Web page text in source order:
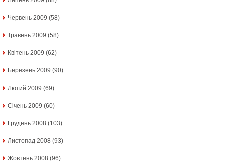
Червень 2009 (58)
Травень 2009 (58)
Квітень 2009 (62)
Березень 2009 (90)
Лютий 2009 (69)
Січень 2009 (60)
Грудень 2008 (103)
Листопад 2008 (93)
Жовтень 2008 (96)